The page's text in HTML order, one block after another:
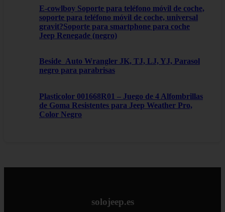
E-cowlboy Soporte para teléfono móvil de coche,
soporte para teléfono móvil de coche, universal
gravit?Soporte para smartphone para coche
Jeep Renegade (negro)
Beside_Auto Wrangler JK, TJ, LJ, YJ, Parasol
negro para parabrisas
Plasticolor 001668R01 – Juego de 4 Alfombrillas
de Goma Resistentes para Jeep Weather Pro,
Color Negro
solojeep.es